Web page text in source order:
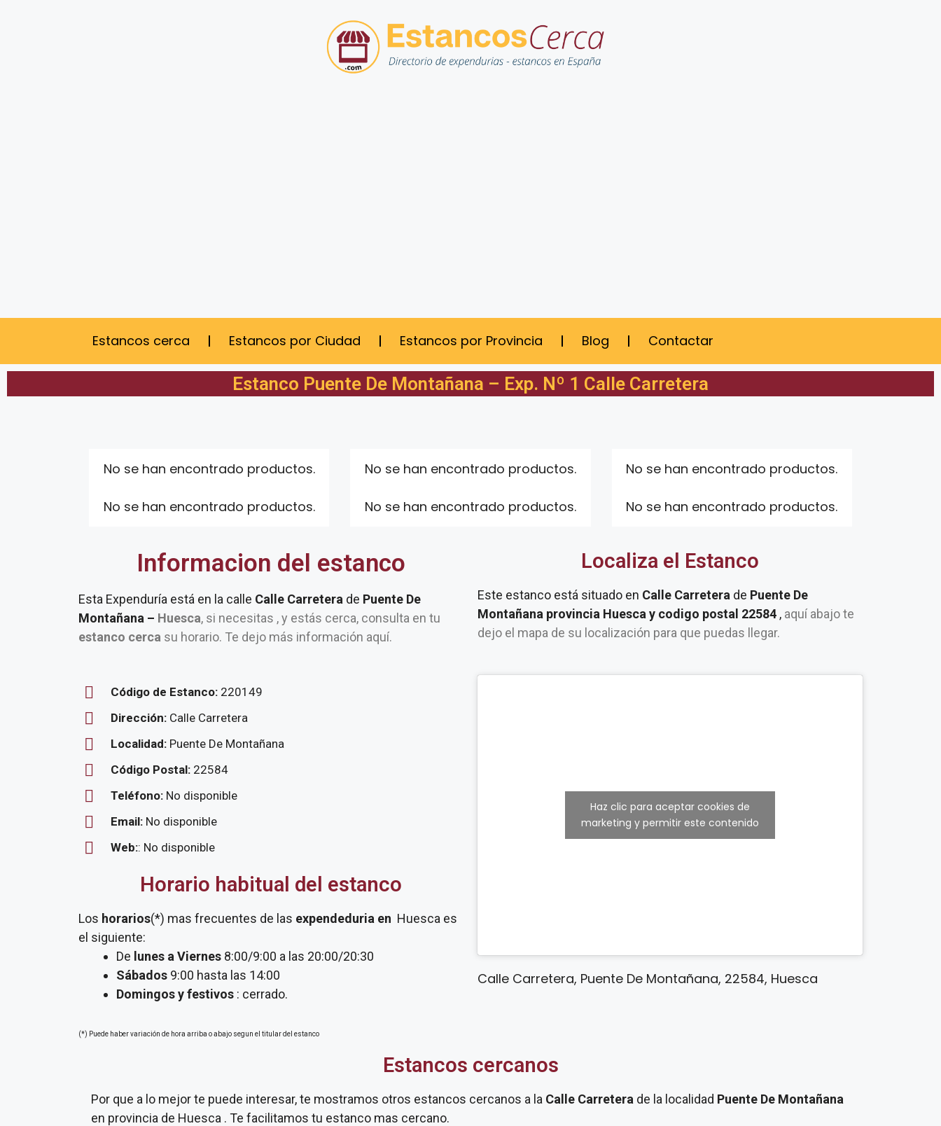
Estancos cerca Estancos por Ciudad Estancos por Provincia Blog Contactar
Estanco Puente De Montañana – Exp. Nº 1 Calle Carretera
No se han encontrado productos.
No se han encontrado productos.
No se han encontrado productos.
No se han encontrado productos.
No se han encontrado productos.
No se han encontrado productos.
Informacion del estanco
Esta Expenduría está en la calle Calle Carretera de Puente De
Montañana – Huesca, si necesitas , y estás cerca, consulta en tu
estanco cerca su horario. Te dejo más información aquí.
Código de Estanco: 220149
Dirección: Calle Carretera
Localidad: Puente De Montañana
Código Postal: 22584
Teléfono: No disponible
Email: No disponible
Web:: No disponible
Horario habitual del estanco
Los horarios(*) mas frecuentes de las expendeduria en Huesca es
el siguiente:
De lunes a Viernes 8:00/9:00 a las 20:00/20:30
Sábados 9:00 hasta las 14:00
Domingos y festivos : cerrado.
(*) Puede haber variación de hora arriba o abajo segun el titular del estanco
Localiza el Estanco
Este estanco está situado en Calle Carretera de Puente De
Montañana provincia Huesca y codigo postal 22584 , aquí abajo te
dejo el mapa de su localización para que puedas llegar.
Haz clic para aceptar cookies de
marketing y permitir este contenido
Calle Carretera, Puente De Montañana, 22584, Huesca
Estancos cercanos
Por que a lo mejor te puede interesar, te mostramos otros estancos cercanos a la Calle Carretera de la localidad Puente De Montañana
en provincia de Huesca . Te facilitamos tu estanco mas cercano.